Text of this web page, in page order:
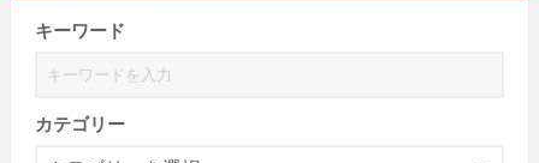
キーワード
カテゴリー